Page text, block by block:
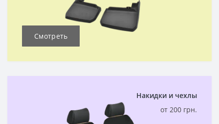
Смотреть
Накидки и чехлы
от 200 грн.